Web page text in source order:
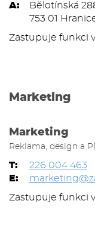
A:
Bělotínská
753 01
Zastupuje funkci
Marketing
Marketing
Reklama, design a
T:
226 004 463
E:
Zastupuje funkci